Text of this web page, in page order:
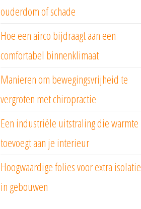
ouderdom of schade
Hoe een airco bijdraagt aan een
comfortabel binnenklimaat
Manieren om bewegingsvrijheid te
vergroten met chiropractie
Een industriële uitstraling die warmte
toevoegt aan je interieur
Hoogwaardige folies voor extra isolatie
in gebouwen